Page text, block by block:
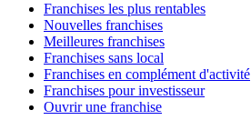
Franchises les plus rentables
Nouvelles franchises
Meilleures franchises
Franchises sans local
Franchises en complément d'activité
Franchises pour investisseur
Ouvrir une franchise